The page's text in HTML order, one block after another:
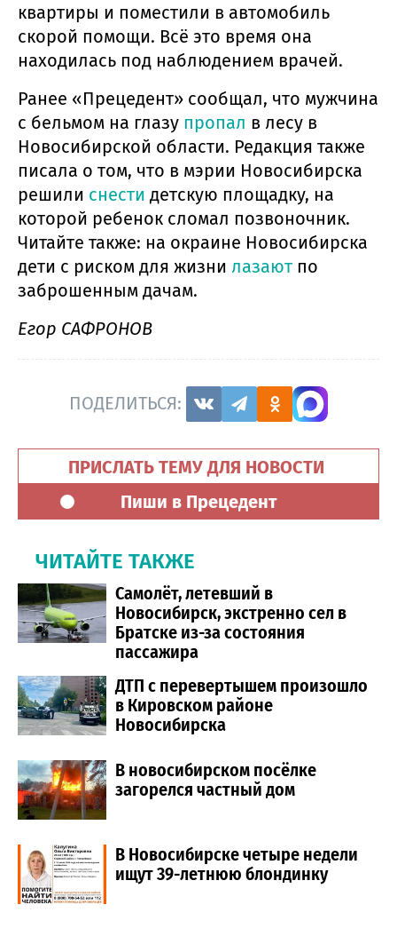
квартиры и поместили в автомобиль
скорой помощи. Всё это время она
находилась под наблюдением врачей.
Ранее «Прецедент» сообщал, что мужчина
с бельмом на глазу пропал в лесу в
Новосибирской области. Редакция также
писала о том, что в мэрии Новосибирска
решили снести детскую площадку, на
которой ребенок сломал позвоночник.
Читайте также: на окраине Новосибирска
дети с риском для жизни лазают по
заброшенным дачам.
Егор САФРОНОВ
ПОДЕЛИТЬСЯ:
ПРИСЛАТЬ ТЕМУ ДЛЯ НОВОСТИ
Пиши в Прецедент
ЧИТАЙТЕ ТАКЖЕ
Самолёт, летевший в
Новосибирск, экстренно сел в
Братске из-за состояния
пассажира
ДТП с перевертышем произошло
в Кировском районе
Новосибирска
В новосибирском посёлке
загорелся частный дом
В Новосибирске четыре недели
ищут 39-летнюю блондинку